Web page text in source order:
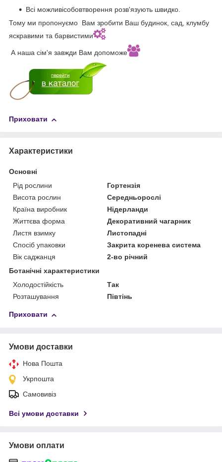
Всі можливісобовтворення розв'язують швидко.
Тому ми пропонуємо Вам зробити Ваш будинок, сад, клумбу
яскравими та барвистими
А наша сім'я завжди Вам допоможе
Приховати
Характеристики
Основні
Рід рослини
Гортензія
Висота рослин
Середньорослі
Країна виробник
Нідерланди
Життєва форма
Декоративний чагарник
Листя взимку
Листопадні
Спосіб упаковки
Закрита коренева система
Вік саджанця
2-во річний
Ботанічні характеристики
Холодостійкість
Так
Розташування
Півтінь
Приховати
Умови доставки
Нова Пошта
Укрпошта
Самовивіз
Всі умови доставки
Умови оплати